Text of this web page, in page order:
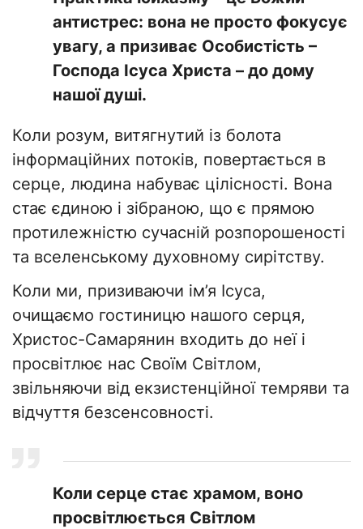
антистрес: вона не просто фокусує
увагу, а призиває Особистість –
Господа Ісуса Христа – до дому
нашої душі.
Коли розум, витягнутий із болота
інформаційних потоків, повертається в
серце, людина набуває цілісності. Вона
стає єдиною і зібраною, що є прямою
протилежністю сучасній розпорошеності
та вселенському духовному сирітству.
Коли ми, призиваючи ім’я Ісуса,
очищаємо гостиницю нашого серця,
Христос-Самарянин входить до неї і
просвітлює нас Своїм Світлом,
звільняючи від екзистенційної темряви та
відчуття безсенсовності.
Коли серце стає храмом, воно
просвітлюється Світлом